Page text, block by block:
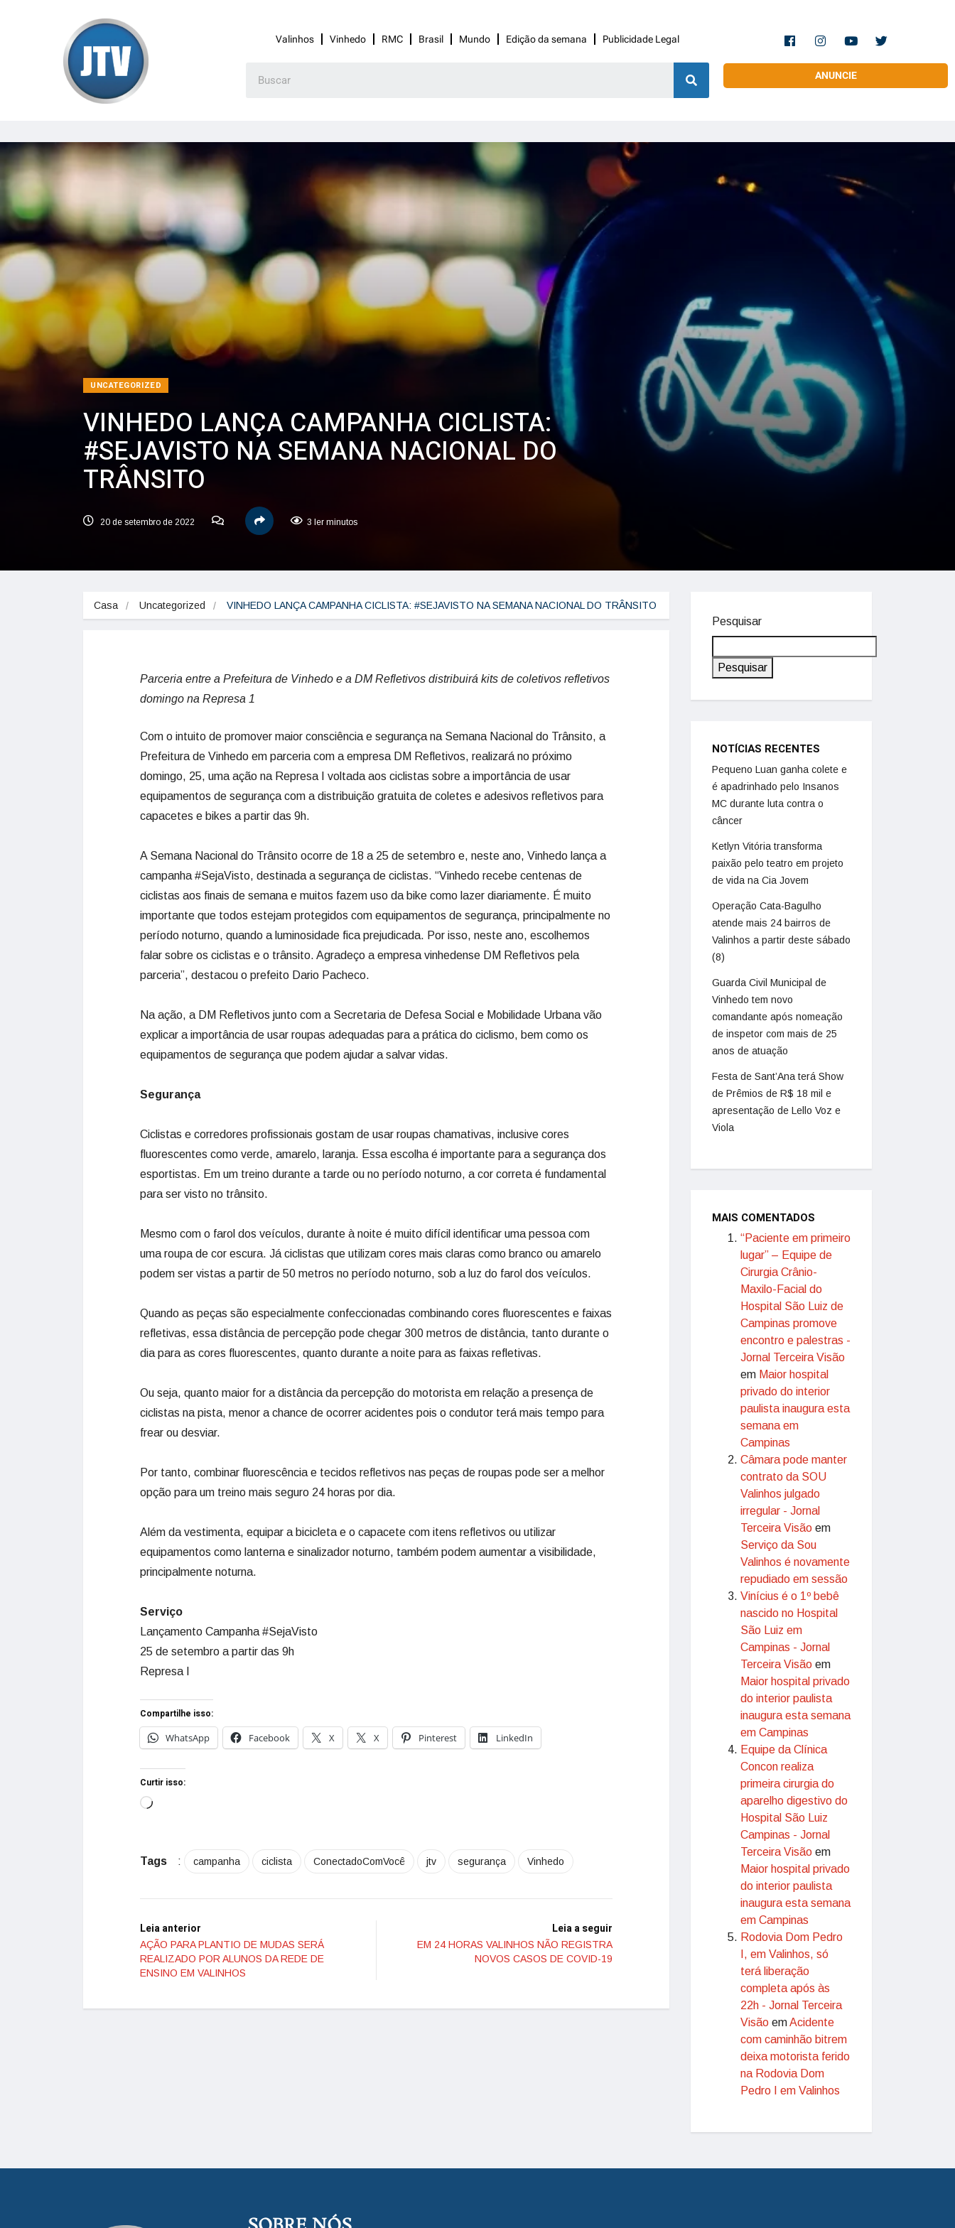
Valinhos Vinhedo RMC Brasil Mundo Edição da semana Publicidade Legal
ANUNCIE
UNCATEGORIZED
VINHEDO LANÇA CAMPANHA CICLISTA:
#SEJAVISTO NA SEMANA NACIONAL DO
TRÂNSITO
20 de setembro de 2022 3 ler minutos
Casa Uncategorized VINHEDO LANÇA CAMPANHA CICLISTA: #SEJAVISTO NA SEMANA NACIONAL DO TRÂNSITO
Parceria entre a Prefeitura de Vinhedo e a DM Refletivos distribuirá kits de coletivos refletivos
domingo na Represa 1
Com o intuito de promover maior consciência e segurança na Semana Nacional do Trânsito, a
Prefeitura de Vinhedo em parceria com a empresa DM Refletivos, realizará no próximo
domingo, 25, uma ação na Represa I voltada aos ciclistas sobre a importância de usar
equipamentos de segurança com a distribuição gratuita de coletes e adesivos refletivos para
capacetes e bikes a partir das 9h.
A Semana Nacional do Trânsito ocorre de 18 a 25 de setembro e, neste ano, Vinhedo lança a
campanha #SejaVisto, destinada a segurança de ciclistas. “Vinhedo recebe centenas de
ciclistas aos finais de semana e muitos fazem uso da bike como lazer diariamente. É muito
importante que todos estejam protegidos com equipamentos de segurança, principalmente no
período noturno, quando a luminosidade fica prejudicada. Por isso, neste ano, escolhemos
falar sobre os ciclistas e o trânsito. Agradeço a empresa vinhedense DM Refletivos pela
parceria”, destacou o prefeito Dario Pacheco.
Na ação, a DM Refletivos junto com a Secretaria de Defesa Social e Mobilidade Urbana vão
explicar a importância de usar roupas adequadas para a prática do ciclismo, bem como os
equipamentos de segurança que podem ajudar a salvar vidas.
Segurança
Ciclistas e corredores profissionais gostam de usar roupas chamativas, inclusive cores
fluorescentes como verde, amarelo, laranja. Essa escolha é importante para a segurança dos
esportistas. Em um treino durante a tarde ou no período noturno, a cor correta é fundamental
para ser visto no trânsito.
Mesmo com o farol dos veículos, durante à noite é muito difícil identificar uma pessoa com
uma roupa de cor escura. Já ciclistas que utilizam cores mais claras como branco ou amarelo
podem ser vistas a partir de 50 metros no período noturno, sob a luz do farol dos veículos.
Quando as peças são especialmente confeccionadas combinando cores fluorescentes e faixas
refletivas, essa distância de percepção pode chegar 300 metros de distância, tanto durante o
dia para as cores fluorescentes, quanto durante a noite para as faixas refletivas.
Ou seja, quanto maior for a distância da percepção do motorista em relação a presença de
ciclistas na pista, menor a chance de ocorrer acidentes pois o condutor terá mais tempo para
frear ou desviar.
Por tanto, combinar fluorescência e tecidos refletivos nas peças de roupas pode ser a melhor
opção para um treino mais seguro 24 horas por dia.
Além da vestimenta, equipar a bicicleta e o capacete com itens refletivos ou utilizar
equipamentos como lanterna e sinalizador noturno, também podem aumentar a visibilidade,
principalmente noturna.
Serviço
Lançamento Campanha #SejaVisto
25 de setembro a partir das 9h
Represa I
Compartilhe isso:
WhatsApp
Facebook X X Pinterest LinkedIn
Curtir isso:
Tags : campanha ciclista ConectadoComVocê jtv segurança Vinhedo
Leia anterior
AÇÃO PARA PLANTIO DE MUDAS SERÁ
REALIZADO POR ALUNOS DA REDE DE
ENSINO EM VALINHOS
Leia a seguir
EM 24 HORAS VALINHOS NÃO REGISTRA
NOVOS CASOS DE COVID-19
Pesquisar
Pesquisar
NOTÍCIAS RECENTES
Pequeno Luan ganha colete e
é apadrinhado pelo Insanos
MC durante luta contra o
câncer
Ketlyn Vitória transforma
paixão pelo teatro em projeto
de vida na Cia Jovem
Operação Cata-Bagulho
atende mais 24 bairros de
Valinhos a partir deste sábado
(8)
Guarda Civil Municipal de
Vinhedo tem novo
comandante após nomeação
de inspetor com mais de 25
anos de atuação
Festa de Sant’Ana terá Show
de Prêmios de R$ 18 mil e
apresentação de Lello Voz e
Viola
MAIS COMENTADOS
“Paciente em primeiro
lugar” – Equipe de
Cirurgia Crânio-
Maxilo-Facial do
Hospital São Luiz de
Campinas promove
encontro e palestras -
Jornal Terceira Visão
em Maior hospital
privado do interior
paulista inaugura esta
semana em
Campinas
Câmara pode manter
contrato da SOU
Valinhos julgado
irregular - Jornal
Terceira Visão em
Serviço da Sou
Valinhos é novamente
repudiado em sessão
Vinícius é o 1º bebê
nascido no Hospital
São Luiz em
Campinas - Jornal
Terceira Visão em
Maior hospital privado
do interior paulista
inaugura esta semana
em Campinas
Equipe da Clínica
Concon realiza
primeira cirurgia do
aparelho digestivo do
Hospital São Luiz
Campinas - Jornal
Terceira Visão em
Maior hospital privado
do interior paulista
inaugura esta semana
em Campinas
Rodovia Dom Pedro
I, em Valinhos, só
terá liberação
completa após às
22h - Jornal Terceira
Visão emAcidente
com caminhão bitrem
deixa motorista ferido
na Rodovia Dom
Pedro I em Valinhos